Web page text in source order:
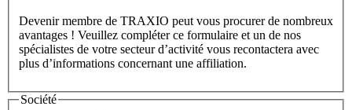
Devenir membre de TRAXIO peut vous procurer de nombreux
avantages ! Veuillez compléter ce formulaire et un de nos
spécialistes de votre secteur d’activité vous recontactera avec
plus d’informations concernant une affiliation.
Société